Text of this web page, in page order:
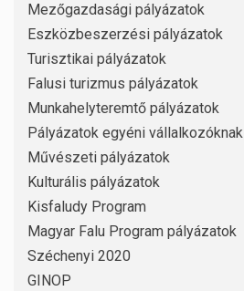
Mezőgazdasági pályázatok
Eszközbeszerzési pályázatok
Turisztikai pályázatok
Falusi turizmus pályázatok
Munkahelyteremtő pályázatok
Pályázatok egyéni vállalkozóknak
Művészeti pályázatok
Kulturális pályázatok
Kisfaludy Program
Magyar Falu Program pályázatok
Széchenyi 2020
GINOP